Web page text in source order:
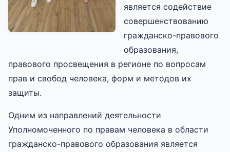
является содействие
совершенствованию
гражданско-правового
образования,
правового просвещения в регионе по вопросам
прав и свобод человека, форм и методов их
защиты.
Одним из направлений деятельности
Уполномоченного по правам человека в области
гражданско-правового образования является